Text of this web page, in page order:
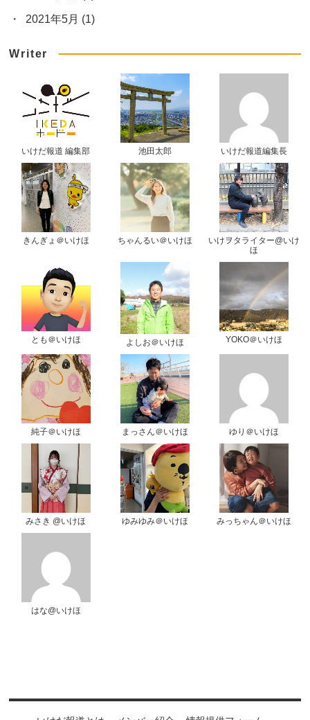
2021年5月 (1)
Writer
いけだ報道 編集部 池田太郎 いけだ報道編集長
きんぎょ＠いけほ ちゃんるい＠いけほ
いけヲタライター@いけ
ほ
とも＠いけほ よしお＠いけほ YOKO＠いけほ
純子＠いけほ まっさん＠いけほ ゆり＠いけほ
みさき @いけほ ゆみゆみ＠いけほ みっちゃん＠いけほ
はな@いけほ